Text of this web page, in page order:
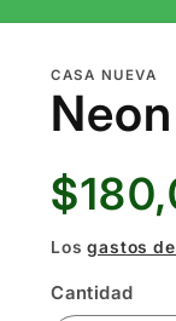
CASA NUEVA
Precio
habitual
Losgastos
Cantidad